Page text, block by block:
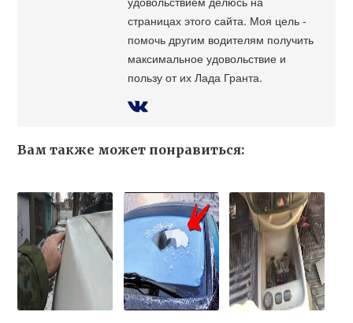
страницах этого сайта. Моя цель -
помочь другим водителям получить
максимальное удовольствие и
пользу от их Лада Гранта.
Вам также может понравиться: